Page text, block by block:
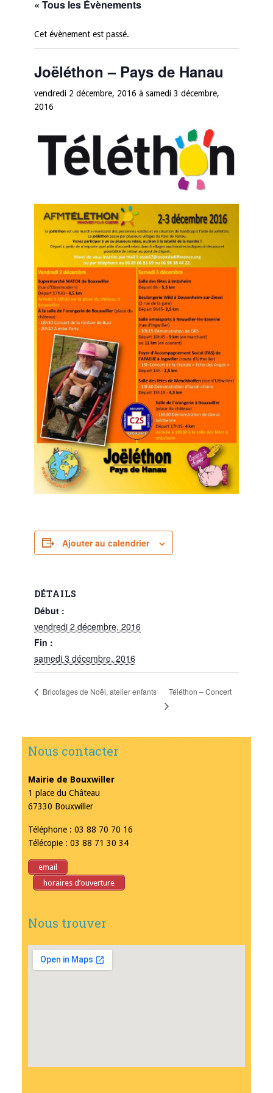
« Tous les Évènements
Cet évènement est passé.
Joëléthon – Pays de Hanau
vendredi 2 décembre, 2016 à samedi 3 décembre,
2016
Ajouter au calendrier
DÉTAILS
Début :
vendredi 2 décembre, 2016
Fin :
samedi 3 décembre, 2016
Bricolages de Noël, atelier enfants Téléthon – Concert
Nous contacter
Mairie de Bouxwiller
1 place du Château
67330 Bouxwiller
Téléphone : 03 88 70 70 16
Télécopie : 03 88 71 30 34
email
horaires d’ouverture
Nous trouver